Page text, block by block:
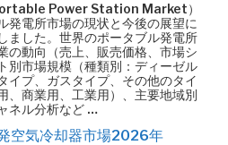
Power Station Market）
発電所市場の現状と今後の展望に
ました。世界のポータブル発電所
の動向（売上、販売価格、市場シ
別市場規模（種類別：ディーゼル
イプ、ガスタイプ、その他のタイ
、商業用、工業用）、主要地域別
ネル分析など …
空気冷却器市場2026年